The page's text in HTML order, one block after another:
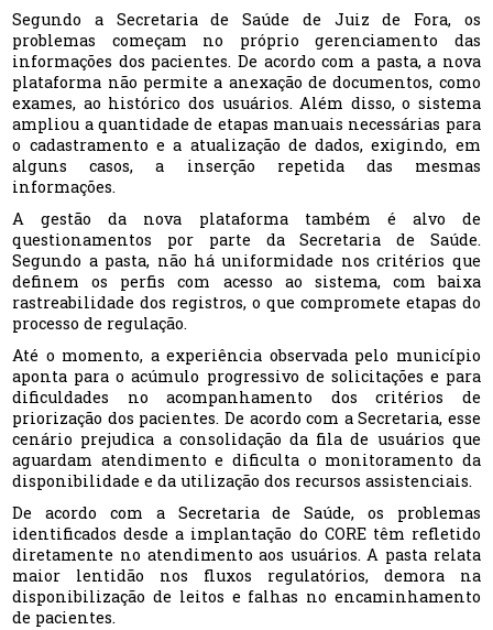
Segundo a Secretaria de Saúde de Juiz de Fora, os
problemas começam no próprio gerenciamento das
informações dos pacientes. De acordo com a pasta, a nova
plataforma não permite a anexação de documentos, como
exames, ao histórico dos usuários. Além disso, o sistema
ampliou a quantidade de etapas manuais necessárias para
o cadastramento e a atualização de dados, exigindo, em
alguns casos, a inserção repetida das mesmas
informações.
A gestão da nova plataforma também é alvo de
questionamentos por parte da Secretaria de Saúde.
Segundo a pasta, não há uniformidade nos critérios que
definem os perfis com acesso ao sistema, com baixa
rastreabilidade dos registros, o que compromete etapas do
processo de regulação.
Até o momento, a experiência observada pelo município
aponta para o acúmulo progressivo de solicitações e para
dificuldades no acompanhamento dos critérios de
priorização dos pacientes. De acordo com a Secretaria, esse
cenário prejudica a consolidação da fila de usuários que
aguardam atendimento e dificulta o monitoramento da
disponibilidade e da utilização dos recursos assistenciais.
De acordo com a Secretaria de Saúde, os problemas
identificados desde a implantação do CORE têm refletido
diretamente no atendimento aos usuários. A pasta relata
maior lentidão nos fluxos regulatórios, demora na
disponibilização de leitos e falhas no encaminhamento
de pacientes.